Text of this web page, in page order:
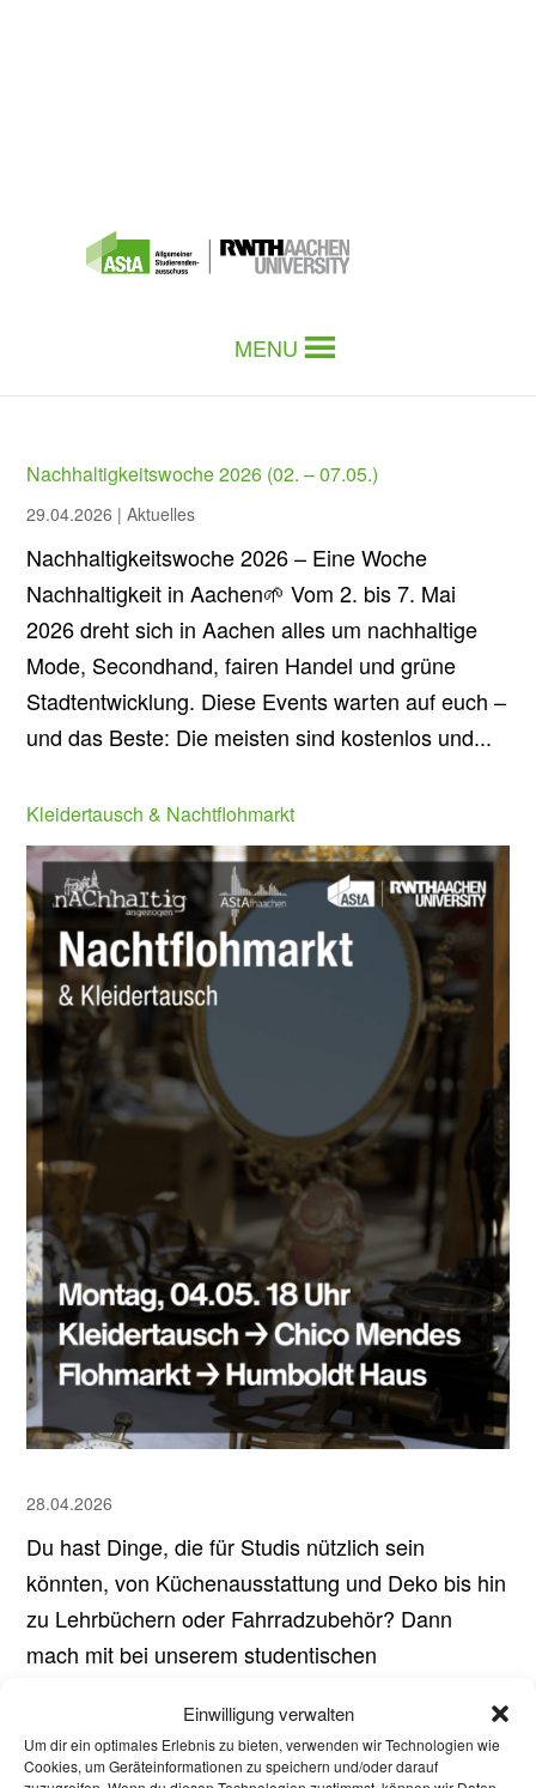
Einwilligung verwalten
Um dir ein optimales Erlebnis zu bieten, verwenden wir Technologien wie
Cookies, um Geräteinformationen zu speichern und/oder darauf
MENU
Nachhaltigkeitswoche 2026 (02. – 07.05.)
29.04.2026 |Aktuelles
Nachhaltigkeitswoche 2026 – Eine Woche
Nachhaltigkeit in Aachen🌱 Vom 2. bis 7. Mai
2026 dreht sich in Aachen alles um nachhaltige
Mode, Secondhand, fairen Handel und grüne
Stadtentwicklung. Diese Events warten auf euch –
und das Beste: Die meisten sind kostenlos und...
Kleidertausch & Nachtflohmarkt
28.04.2026
Du hast Dinge, die für Studis nützlich sein
könnten, von Küchenausstattung und Deko bis hin
zu Lehrbüchern oder Fahrradzubehör? Dann
mach mit bei unserem studentischen
Ort schaffen, an dem Studierende einfach und...